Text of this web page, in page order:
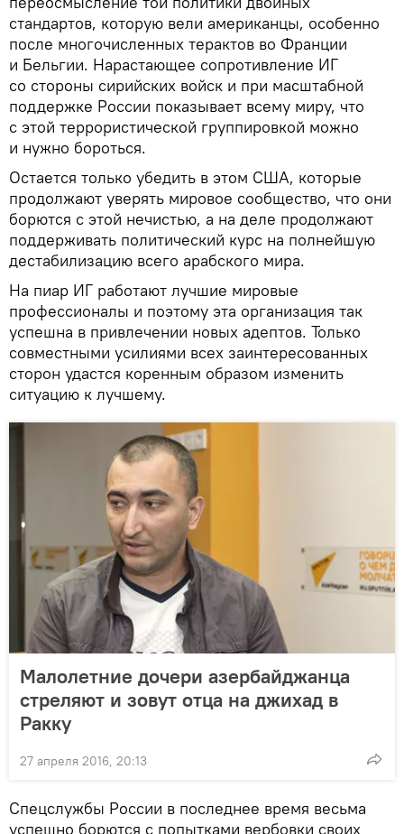
стандартов, которую вели американцы, особенно
после многочисленных терактов во Франции
и Бельгии. Нарастающее сопротивление ИГ
со стороны сирийских войск и при масштабной
поддержке России показывает всему миру, что
с этой террористической группировкой можно
и нужно бороться.
Остается только убедить в этом США, которые
продолжают уверять мировое сообщество, что они
борются с этой нечистью, а на деле продолжают
поддерживать политический курс на полнейшую
дестабилизацию всего арабского мира.
На пиар ИГ работают лучшие мировые
профессионалы и поэтому эта организация так
успешна в привлечении новых адептов. Только
совместными усилиями всех заинтересованных
сторон удастся коренным образом изменить
ситуацию к лучшему.
Малолетние дочери азербайджанца
стреляют и зовут отца на джихад в
Ракку
27 апреля 2016, 20:13
Спецслужбы России в последнее время весьма
успешно борются с попытками вербовки своих